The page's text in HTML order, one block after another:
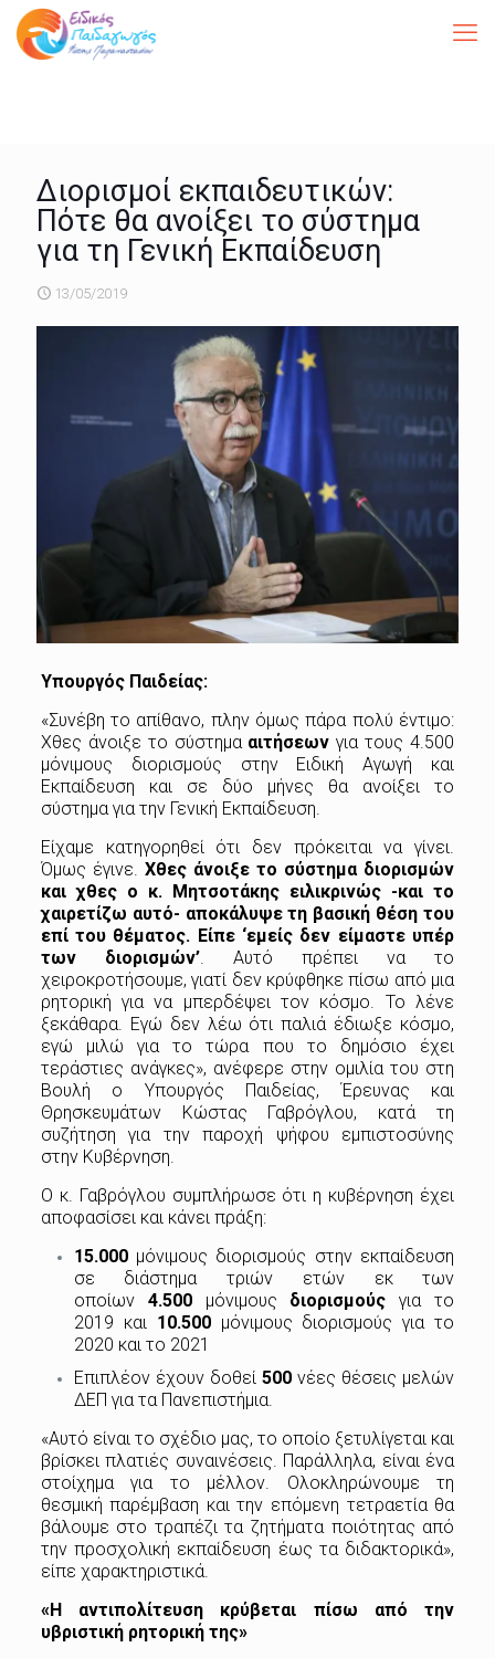
Διορισμοί εκπαιδευτικών:
Πότε θα ανοίξει το σύστημα
για τη Γενική Εκπαίδευση
13/05/2019
Υπουργός Παιδείας:
«Συνέβη το απίθανο, πλην όμως πάρα πολύ έντιμο:
Χθες άνοιξε το σύστημα αιτήσεων για τους 4.500
μόνιμους διορισμούς στην Ειδική Αγωγή και
Εκπαίδευση και σε δύο μήνες θα ανοίξει το
σύστημα για την Γενική Εκπαίδευση.
Είχαμε κατηγορηθεί ότι δεν πρόκειται να γίνει.
Όμως έγινε. Χθες άνοιξε το σύστημα διορισμών
και χθες ο κ. Μητσοτάκης ειλικρινώς -και το
χαιρετίζω αυτό- αποκάλυψε τη βασική θέση του
επί του θέματος. Είπε ‘εμείς δεν είμαστε υπέρ
των διορισμών’. Αυτό πρέπει να το
χειροκροτήσουμε, γιατί δεν κρύφθηκε πίσω από μια
ρητορική για να μπερδέψει τον κόσμο. Το λένε
ξεκάθαρα. Εγώ δεν λέω ότι παλιά έδιωξε κόσμο,
εγώ μιλώ για το τώρα που το δημόσιο έχει
τεράστιες ανάγκες», ανέφερε στην ομιλία του στη
Βουλή ο Υπουργός Παιδείας, Έρευνας και
Θρησκευμάτων Κώστας Γαβρόγλου, κατά τη
συζήτηση για την παροχή ψήφου εμπιστοσύνης
στην Κυβέρνηση.
Ο κ. Γαβρόγλου συμπλήρωσε ότι η κυβέρνηση έχει
αποφασίσει και κάνει πράξη:
15.000μόνιμους διορισμούς στην εκπαίδευση
σε διάστημα τριών ετών εκ των
οποίων 4.500μόνιμους διορισμούς για το
2019 και 10.500μόνιμους διορισμούς για το
2020 και το 2021
Επιπλέον έχουν δοθεί 500 νέες θέσεις μελών
ΔΕΠ για τα Πανεπιστήμια.
«Αυτό είναι το σχέδιο μας, το οποίο ξετυλίγεται και
βρίσκει πλατιές συναινέσεις. Παράλληλα, είναι ένα
στοίχημα για το μέλλον. Ολοκληρώνουμε τη
θεσμική παρέμβαση και την επόμενη τετραετία θα
βάλουμε στο τραπέζι τα ζητήματα ποιότητας από
την προσχολική εκπαίδευση έως τα διδακτορικά»,
είπε χαρακτηριστικά.
«Η αντιπολίτευση κρύβεται πίσω από την
υβριστική ρητορική της»